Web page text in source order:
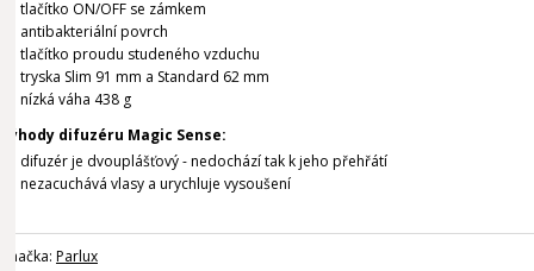
tlačítko ON/OFF se zámkem
antibakteriální povrch
tlačítko proudu studeného vzduchu
tryska Slim 91 mm a Standard 62 mm
nízká váha 438 g
Výhody difuzéru Magic Sense:
difuzér je dvouplášťový - nedochází tak k jeho přehřátí
nezacuchává vlasy a urychluje vysoušení
Značka: Parlux